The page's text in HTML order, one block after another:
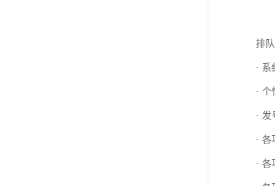
排
·
·
·
·
·